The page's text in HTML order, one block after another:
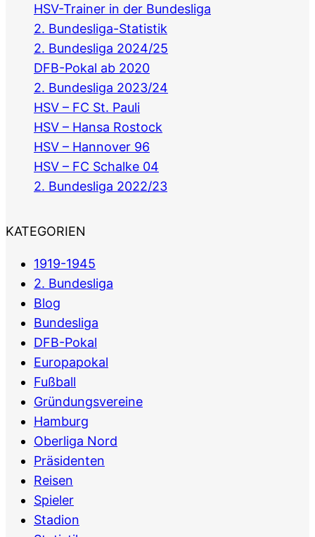
HSV-Trainer in der Bundesliga
2. Bundesliga-Statistik
2. Bundesliga 2024/25
DFB-Pokal ab 2020
2. Bundesliga 2023/24
HSV – FC St. Pauli
HSV – Hansa Rostock
HSV – Hannover 96
HSV – FC Schalke 04
2. Bundesliga 2022/23
KATEGORIEN
1919-1945
2. Bundesliga
Blog
Bundesliga
DFB-Pokal
Europapokal
Fußball
Gründungsvereine
Hamburg
Oberliga Nord
Präsidenten
Reisen
Spieler
Stadion